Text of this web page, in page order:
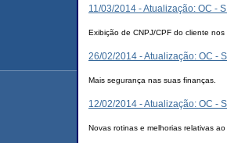
11/03/2014 - Atualização: OC -
Exibição de CNPJ/CPF do cliente nos
26/02/2014 - Atualização: OC -
Mais segurança nas suas finanças.
12/02/2014 - Atualização: OC -
Novas rotinas e melhorias relativas ao